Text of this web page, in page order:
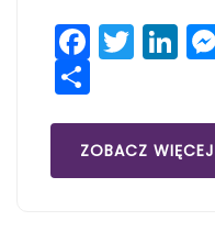
Share
ZOBACZ WIĘCEJ